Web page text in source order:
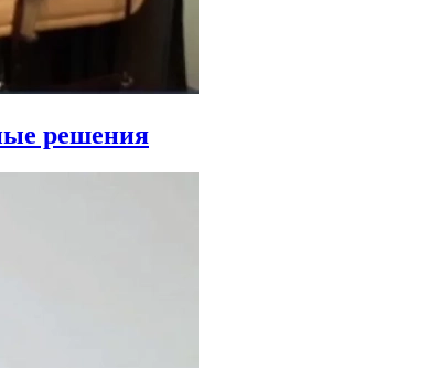
решения